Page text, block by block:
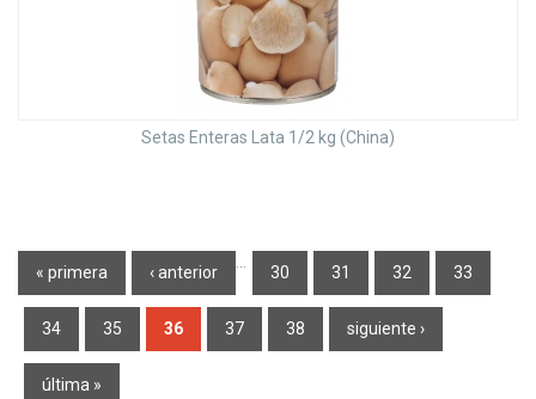
Setas Enteras Lata 1/2 kg (China)
Páginas
« primera ‹ anterior 30 31 32 33
34 35 36 37 38 siguiente ›
última »